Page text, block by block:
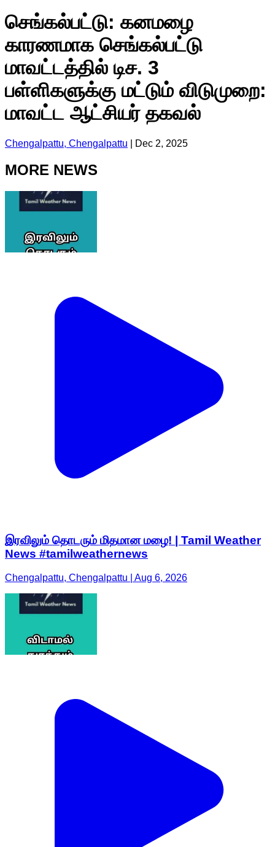
செங்கல்பட்டு: கனமழை
காரணமாக செங்கல்பட்டு
மாவட்டத்தில் டிச. 3
பள்ளிகளுக்கு மட்டும் விடுமுறை:
மாவட்ட ஆட்சியர் தகவல்
Chengalpattu, Chengalpattu Dec 2, 2025
MORE NEWS
இரவிலும் தொடரும் மிதமான மழை! | Tamil Weather
News #tamilweathernews
Chengalpattu, Chengalpattu | Aug 6, 2026